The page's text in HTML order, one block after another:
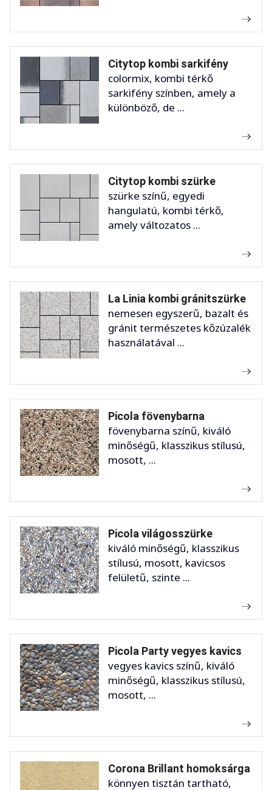
Citytop kombi sarkifény
colormix, kombi térkő
sarkifény színben, amely a
különböző, de ...
Citytop kombi szürke
szürke színű, egyedi
hangulatú, kombi térkő,
amely változatos ...
La Linia kombi gránitszürke
nemesen egyszerű, bazalt és
gránit természetes kőzúzalék
használatával ...
Picola fövenybarna
fövenybarna színű, kiváló
minőségű, klasszikus stílusú,
mosott, ...
Picola világosszürke
kiváló minőségű, klasszikus
stílusú, mosott, kavicsos
felületű, szinte ...
Picola Party vegyes kavics
vegyes kavics színű, kiváló
minőségű, klasszikus stílusú,
mosott, ...
Corona Brillant homoksárga
könnyen tisztán tartható,